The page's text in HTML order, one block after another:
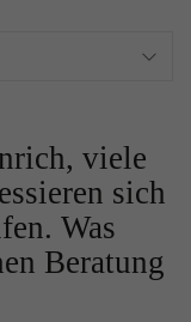
viele
sich
Was
Beratung